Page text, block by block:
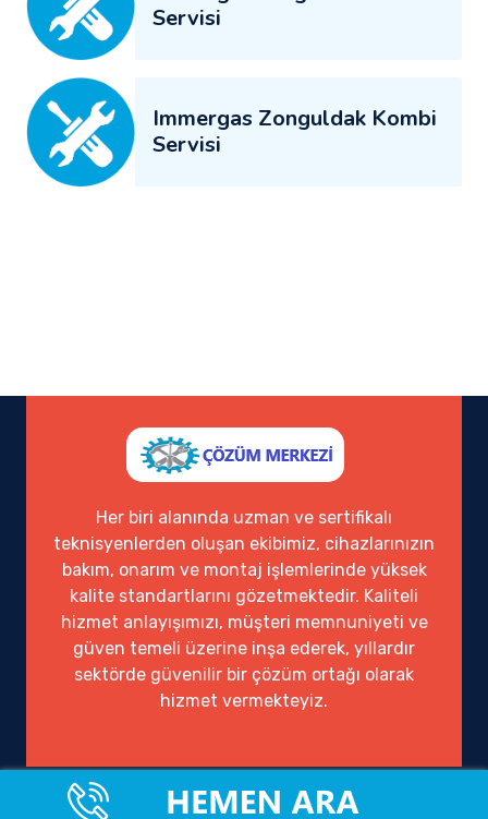
Servisi
Immergas Zonguldak Kombi
Servisi
Her biri alanında uzman ve sertifikalı
teknisyenlerden oluşan ekibimiz, cihazlarınızın
bakım, onarım ve montaj işlemlerinde yüksek
kalite standartlarını gözetmektedir. Kaliteli
hizmet anlayışımızı, müşteri memnuniyeti ve
güven temeli üzerine inşa ederek, yıllardır
sektörde güvenilir bir çözüm ortağı olarak
hizmet vermekteyiz.